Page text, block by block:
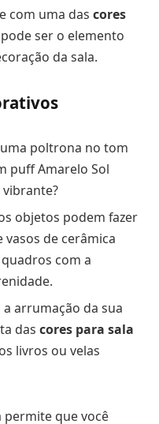
com uma das cores
ser o elemento
da sala.
poltrona no tom
puff Amarelo Sol
objetos podem fazer
de cerâmica
com a
arrumação da sua
das cores para sala
livros ou velas
que você